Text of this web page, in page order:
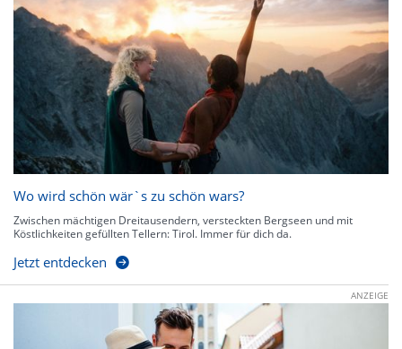
Wo wird schön wär`s zu schön wars?
Zwischen mächtigen Dreitausendern, versteckten Bergseen und mit
Köstlichkeiten gefüllten Tellern: Tirol. Immer für dich da.
Jetzt entdecken
ANZEIGE